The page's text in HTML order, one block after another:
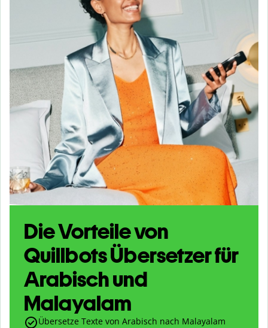
Die Vorteile von
Quillbots Übersetzer für
Arabisch und
Malayalam
Übersetze Texte von Arabisch nach Malayalam